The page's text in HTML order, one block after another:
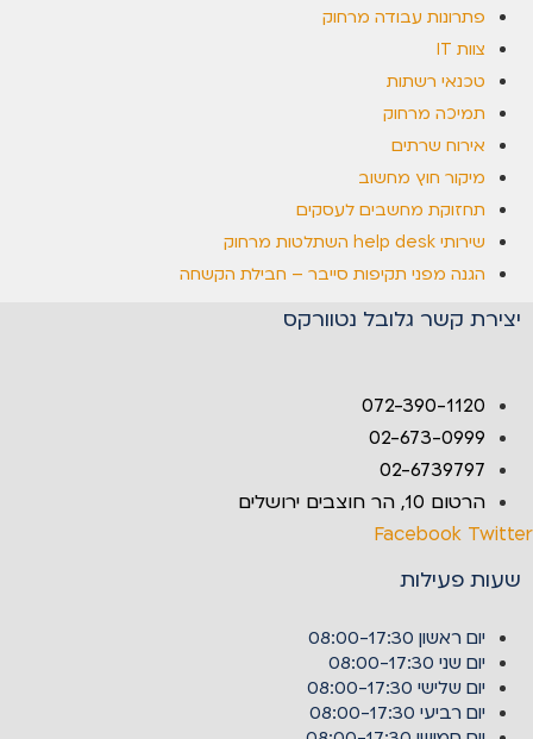
פתרונות עבודה מרחוק
צוות IT
טכנאי רשתות
תמיכה מרחוק
אירוח שרתים
מיקור חוץ מחשוב
תחזוקת מחשבים לעסקים
שירותי help desk השתלטות מרחוק
הגנה מפני תקיפות סייבר – חבילת הקשחה
יצירת קשר גלובל נטוורקס
072-390-1120
02-673-0999
02-6739797
הרטום 10, הר חוצבים ירושלים
Facebook Twitter
שעות פעילות
יום ראשון 08:00-17:30
יום שני 08:00-17:30
יום שלישי 08:00-17:30
יום רביעי 08:00-17:30